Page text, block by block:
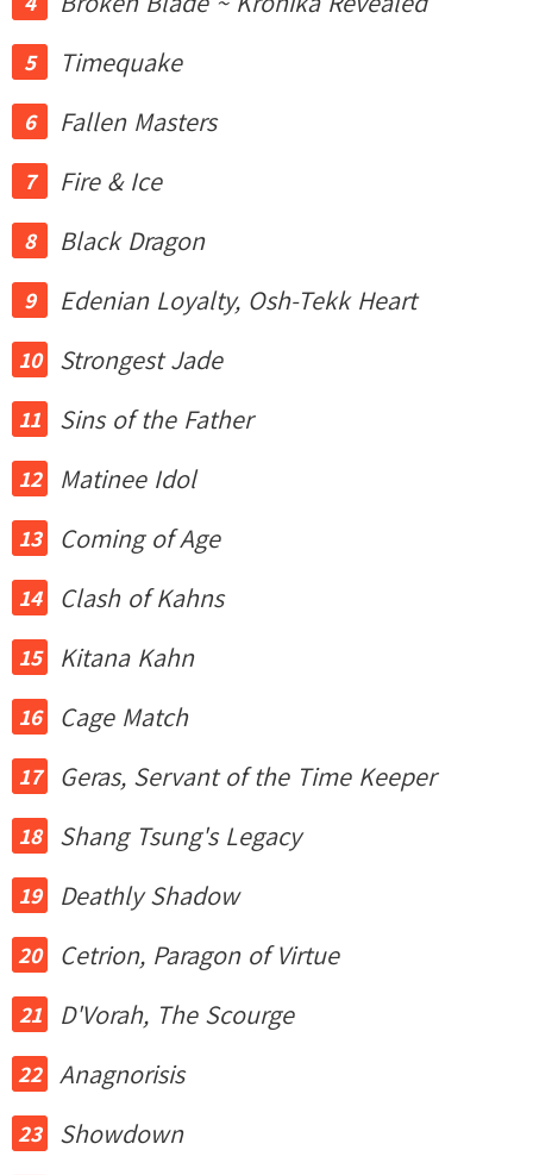
Timequake
Fallen Masters
Fire & Ice
Black Dragon
Edenian Loyalty, Osh-Tekk Heart
Strongest Jade
Sins of the Father
Matinee Idol
Coming of Age
Clash of Kahns
Kitana Kahn
Cage Match
Geras, Servant of the Time Keeper
Shang Tsung's Legacy
Deathly Shadow
Cetrion, Paragon of Virtue
D'Vorah, The Scourge
Anagnorisis
Showdown